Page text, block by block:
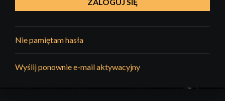
Nie pamiętam hasła
Wyślij ponownie e-mail aktywacyjny